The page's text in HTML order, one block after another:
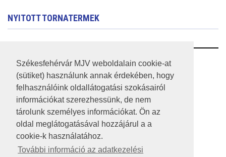
Székesfehérvár MJV weboldalain cookie-at
(sütiket) használunk annak érdekében, hogy
felhasználóink oldallátogatási szokásairól
információkat szerezhessünk, de nem
tárolunk személyes információkat. Ön az
oldal meglátogatásával hozzájárul a a
cookie-k használatához.
További információ az adatkezelési
NYITOTT TORNATERMEK
RSS
A HONLAP 2017.03.31-I ÁLLAPOTA
JOGI NYILATKOZAT
IMPRESSZUM